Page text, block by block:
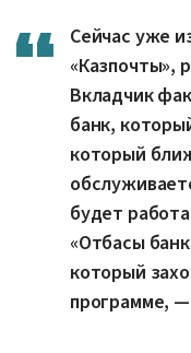
Сейчас уже
«Казпочты»,
Вкладчик
банк,
который
будет
«Отбасы
который
программе,